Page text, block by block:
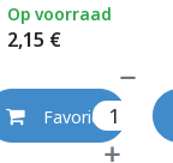
2,15 €
Op voorraad
Favoriet